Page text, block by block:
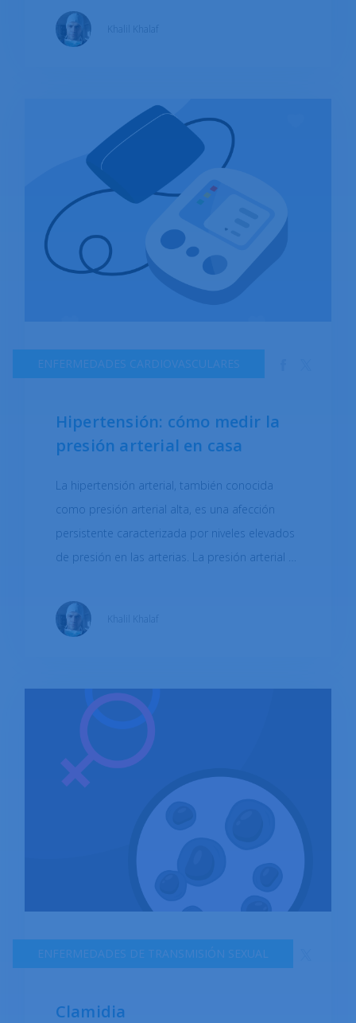
atención primaria. Aunque a veces pueden
indicar problemas de salud subyacentes más
como dolor, menor calidad de vida y otras. A
pesar de su amplia presencia, los dolores de
cabeza suelen recibir atención insuficiente en la
asignación de recursos de salud, lo que resalta
la necesidad de un mayor reconocimiento de
este problema de salud pública. La prevalencia
mundial actual de dolores de cabeza activos
es del 52% de la población general, lo que
Khalil Khalaf
ENFERMEDADES CARDIOVASCULARES
Hipertensión: cómo medir la
presión arterial en casa
La hipertensión arterial, también conocida
como presión arterial alta, es una afección
persistente caracterizada por niveles elevados
de presión en las arterias. La presión arterial es
paredes de los vasos sanguíneos a medida
que el corazón la bombea por todo el cuerpo.
Khalil Khalaf
ENFERMEDADES DE TRANSMISIÓN SEXUAL
Clamidia